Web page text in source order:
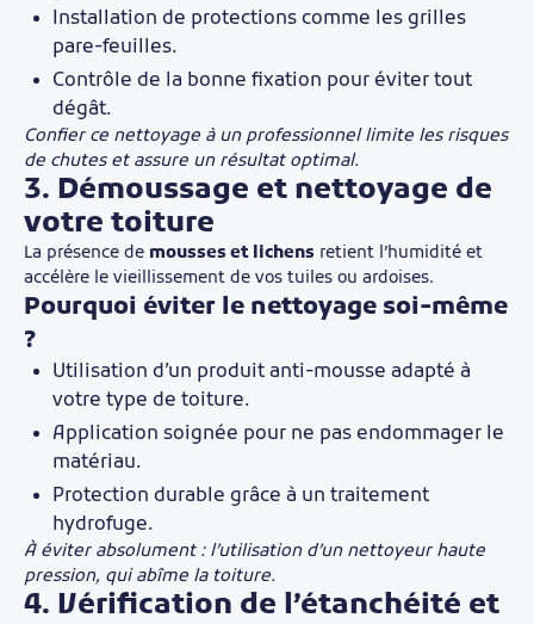
Installation de protections comme les grilles
pare-feuilles.
Contrôle de la bonne fixation pour éviter tout
dégât.
Confier ce nettoyage à un professionnel limite les risques
de chutes et assure un résultat optimal.
3. Démoussage et nettoyage de
votre toiture
La présence de mousses et lichens retient l’humidité et
accélère le vieillissement de vos tuiles ou ardoises.
Pourquoi éviter le nettoyage soi-même
?
Utilisation d’un produit anti-mousse adapté à
votre type de toiture.
Application soignée pour ne pas endommager le
matériau.
Protection durable grâce à un traitement
hydrofuge.
À éviter absolument : l’utilisation d’un nettoyeur haute
pression, qui abîme la toiture.
4. Vérification de l’étanchéité et